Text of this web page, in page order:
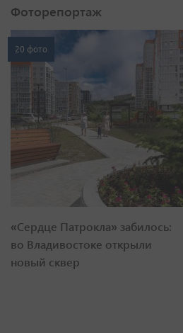
Фоторепортаж
20 фото
«Сердце Патрокла» забилось:
во Владивостоке открыли
новый сквер